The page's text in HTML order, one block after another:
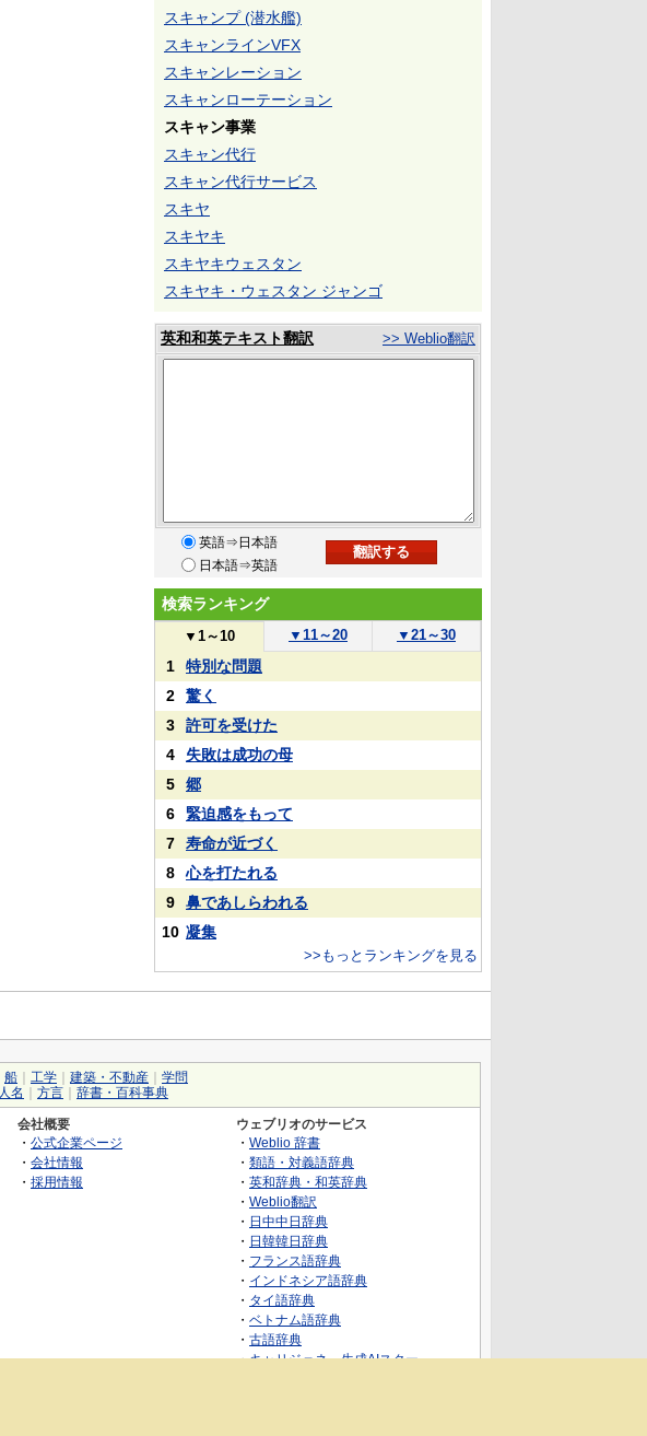
スキャンプ (潜水艦)
スキャンラインVFX
スキャンレーション
スキャンローテーション
スキャン事業
スキャン代行
スキャン代行サービス
スキヤ
スキヤキ
スキヤキウェスタン
スキヤキ・ウェスタン ジャンゴ
英和和英テキスト翻訳 >> Weblio翻訳
英語⇒日本語
日本語⇒英語
検索ランキング
▼ 1～10 ▼ 11～20 ▼ 21～30
1
特別な問題
2
驚く
3
許可を受けた
4
失敗は成功の母
5
郷
6
緊迫感をもって
7
寿命が近づく
8
心を打たれる
9
鼻であしらわれる
10 凝集
>>もっとランキングを見る
船 工学 建築・不動産
学問
人名 方言 辞書・百科事典
会社概要
・ 公式企業ページ
・ 会社情報
・ 採用情報
ウェブリオのサービス
・ Weblio 辞書
・ 類語・対義語辞典
・ 英和辞典・和英辞典
・ Weblio翻訳
・ 日中中日辞典
・ 日韓韓日辞典
・ フランス語辞典
・ インドネシア語辞典
・ タイ語辞典
・ ベトナム語辞典
・ 古語辞典
・キャリジェネ～生成AIスクー